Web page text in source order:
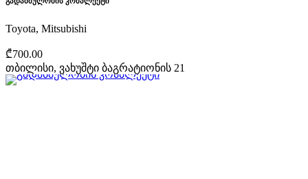
Toyota, Mitsubishi
₾700.00
თბილისი, ვახუშტი ბაგრატიონის 21